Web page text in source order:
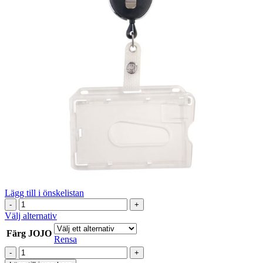
Lägg till i önskelistan
Set
Korthållare
med
tumgrepp
och
JOJO
Välj alternativDen
här
produkten
har
flera
Färg JOJO
Rensa
Set